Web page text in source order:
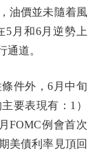
油價並未隨着風
5月和6月逆勢上
通道。
件外，6月中旬
要表現有：1）
FOMC例會首次
美債利率見頂回